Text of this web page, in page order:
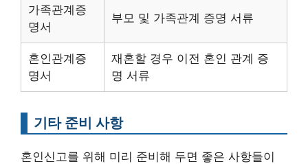
가족관계증
명서
부모 및 가족관계 증명 서류
혼인관계증
명서
재혼할 경우 이전 혼인 관계 증
명 서류
기타 준비 사항
혼인신고를 위해 미리 준비해 두면 좋은 사항들이